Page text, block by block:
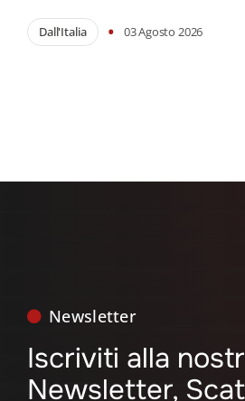
Dall'Italia • 03 Agosto 2026
Newsletter
Iscriviti alla
Newsletter,